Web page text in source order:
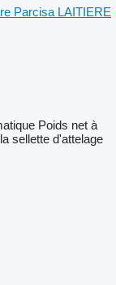
Parcisa LAITIERE
Poids net à
sellette d'attelage